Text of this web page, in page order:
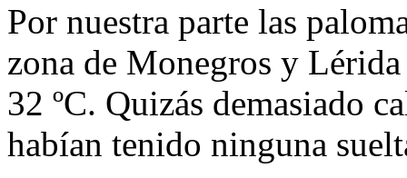
Por nuestra parte las
zona de Monegros y
32 ºC. Quizás demasiado
habían tenido ninguna